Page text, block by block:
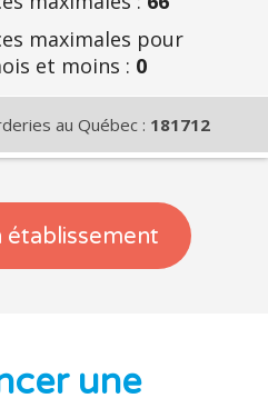
maximales pour
et moins : 0
au Québec : 181712
établissement
une